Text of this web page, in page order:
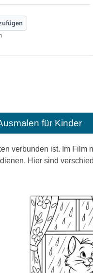
für Kinder
verbunden ist. Im Film
Hier sind